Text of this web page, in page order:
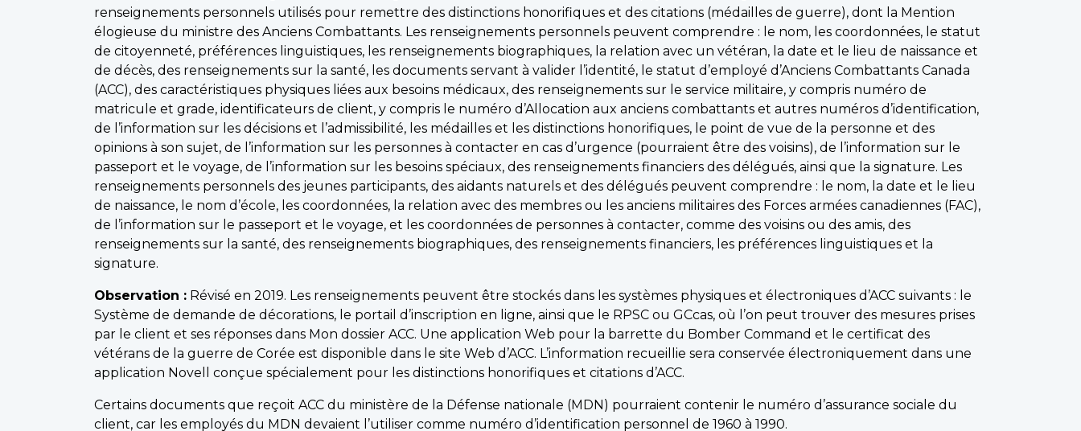
renseignements personnels utilisés pour remettre des distinctions honorifiques et des citations (médailles de guerre), dont la Mention
élogieuse du ministre des Anciens Combattants. Les renseignements personnels peuvent comprendre : le nom, les coordonnées, le statut
de citoyenneté, préférences linguistiques, les renseignements biographiques, la relation avec un vétéran, la date et le lieu de naissance et
de décès, des renseignements sur la santé, les documents servant à valider l’identité, le statut d’employé d’Anciens Combattants Canada
(ACC), des caractéristiques physiques liées aux besoins médicaux, des renseignements sur le service militaire, y compris numéro de
matricule et grade, identificateurs de client, y compris le numéro d’Allocation aux anciens combattants et autres numéros d’identification,
de l’information sur les décisions et l’admissibilité, les médailles et les distinctions honorifiques, le point de vue de la personne et des
opinions à son sujet, de l’information sur les personnes à contacter en cas d’urgence (pourraient être des voisins), de l’information sur le
passeport et le voyage, de l’information sur les besoins spéciaux, des renseignements financiers des délégués, ainsi que la signature. Les
renseignements personnels des jeunes participants, des aidants naturels et des délégués peuvent comprendre : le nom, la date et le lieu
de naissance, le nom d’école, les coordonnées, la relation avec des membres ou les anciens militaires des Forces armées canadiennes (FAC),
de l’information sur le passeport et le voyage, et les coordonnées de personnes à contacter, comme des voisins ou des amis, des
renseignements sur la santé, des renseignements biographiques, des renseignements financiers, les préférences linguistiques et la
signature.
Observation : Révisé en 2019. Les renseignements peuvent être stockés dans les systèmes physiques et électroniques d’ACC suivants : le
Système de demande de décorations, le portail d’inscription en ligne, ainsi que le RPSC ou GCcas, où l’on peut trouver des mesures prises
par le client et ses réponses dans Mon dossier ACC. Une application Web pour la barrette du Bomber Command et le certificat des
vétérans de la guerre de Corée est disponible dans le site Web d’ACC. L’information recueillie sera conservée électroniquement dans une
application Novell conçue spécialement pour les distinctions honorifiques et citations d’ACC.
Certains documents que reçoit ACC du ministère de la Défense nationale (MDN) pourraient contenir le numéro d’assurance sociale du
client, car les employés du MDN devaient l’utiliser comme numéro d’identification personnel de 1960 à 1990.